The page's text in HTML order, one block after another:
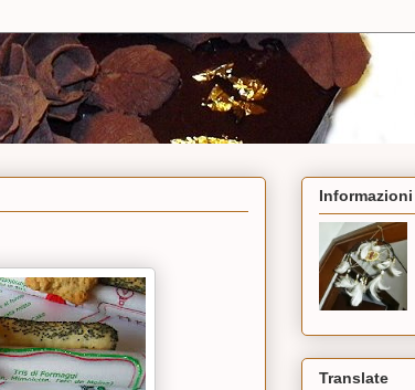
Translate